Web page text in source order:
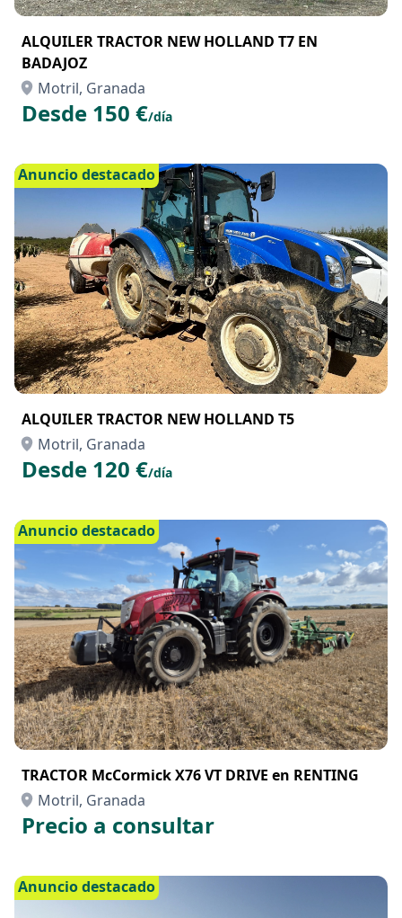
ALQUILER TRACTOR NEW HOLLAND T7 EN
BADAJOZ
Motril, Granada
Desde 150 €/día
Anuncio destacado
ALQUILER TRACTOR NEW HOLLAND T5
Motril, Granada
Desde 120 €/día
Anuncio destacado
TRACTOR McCormick X76 VT DRIVE en RENTING
Motril, Granada
Precio a consultar
Anuncio destacado